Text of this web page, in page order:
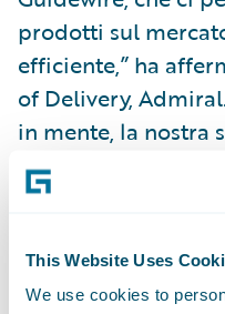
This Website Uses
We use cookies to
prodotti sul
efficiente,” ha
of Delivery,
in mente, la nostra
sostituire i nostri
service per clienti
e gli intermediari. Il
incluso un intenso